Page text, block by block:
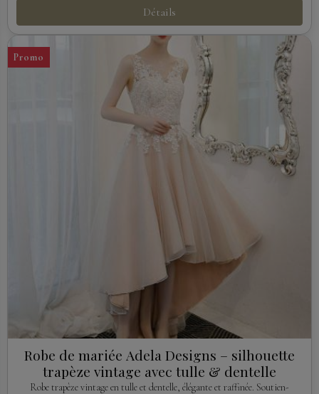
Détails
Promo
Robe de mariée Adela Designs – silhouette
trapèze vintage avec tulle & dentelle
Robe trapèze vintage en tulle et dentelle, élégante et raffinée. Soutien-